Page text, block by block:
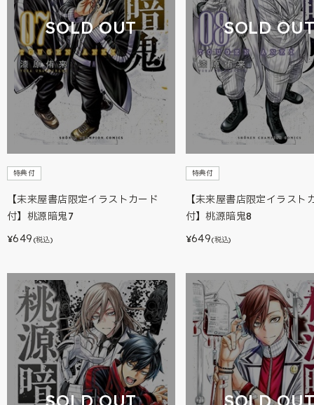
SOLD OUT
特典付
【未来屋書店限定イラストカード
付】桃源暗鬼7
¥649 (税込)
SOLD
特典付
【未来屋書店限定イラスト
付】桃源暗鬼8
¥649(税込)
SOLD OUT SOLD